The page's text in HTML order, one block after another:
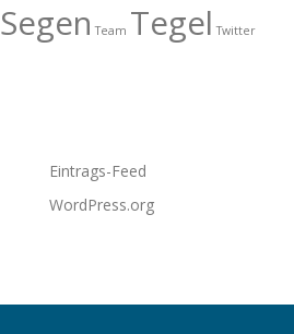
Segen Team Tegel Twitter
Eintrags-Feed
WordPress.org